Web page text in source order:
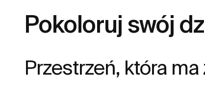
Pokoloruj swój
Przestrzeń, która